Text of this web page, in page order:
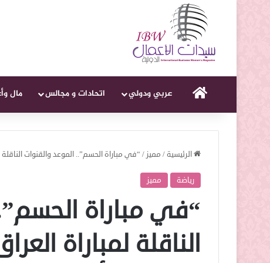
الرئيسيةعربي ودولي اتحادات و مجالس مال
الرئيسية/ مميز / “في مباراة الحسم”.. الموعد والقنوات الناقلة
رياضة مميز
“في مباراة
الناقلة لمباراة